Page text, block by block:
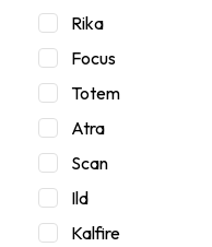
Rika
Focus
Totem
Atra
Scan
Ild
Kalfire